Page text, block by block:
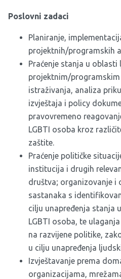
Poslovni zadaci
Planiranje,
projektnih/programskih
Praćenje stanja u
projektnim/
istraživanja, analiza
izvještaja i policy
pravovremeno
LGBTI osoba kroz
zaštite.
Praćenje političke
institucija i drugih
društva; organizovanje i
sastanaka s
cilju unapređenja stanja
LGBTI osoba, te
na razvijene politike,
u cilju unapređenja
Izvještavanje prema
organizacijama,